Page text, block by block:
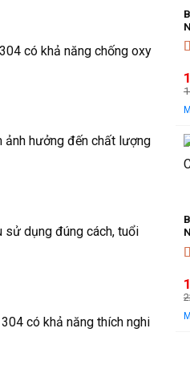
có khả năng chống oxy
ảnh hưởng đến chất lượng
sử dụng đúng cách, tuổi
có khả năng thích nghi